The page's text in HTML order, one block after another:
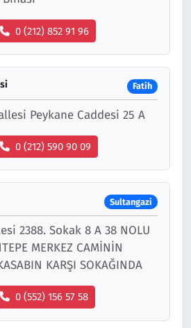
0 (212) 852 91 96
Fatih
Peykane Caddesi 25 A
0 (212) 590 90 09
Sultangazi
2388. Sokak 8 A 38 NOLU
MERKEZ CAMİNİN
KARŞI SOKAĞINDA
0 (552) 156 57 58